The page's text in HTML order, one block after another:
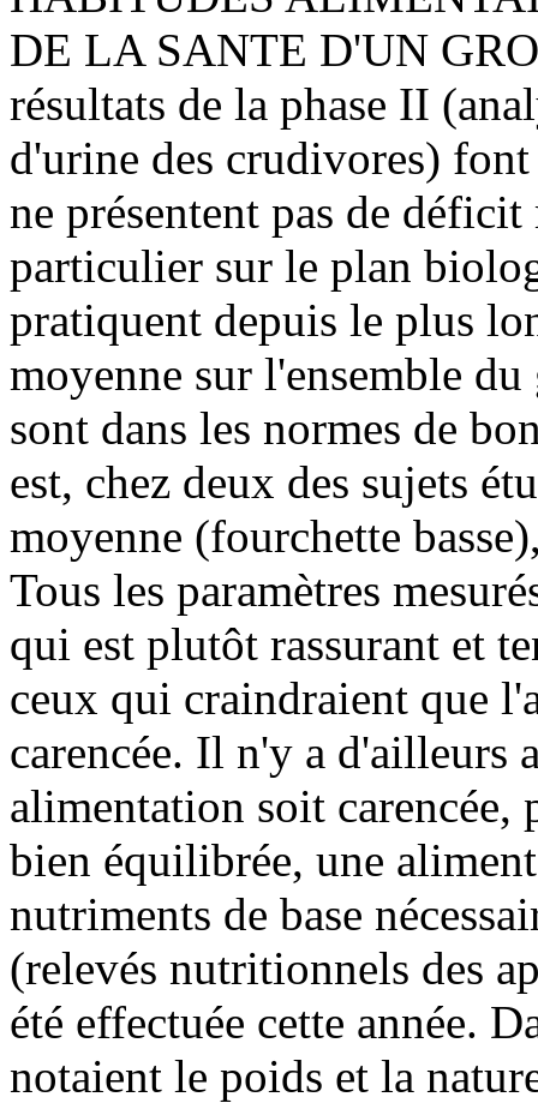
DE LA SANTE D'UN
résultats de la phase II
d'urine des crudivores)
ne présentent pas de
particulier sur le plan
pratiquent depuis le plus
moyenne sur l'ensemble
sont dans les normes de
est, chez deux des sujets
moyenne (fourchette
Tous les paramètres
qui est plutôt rassurant et
ceux qui craindraient que
carencée. Il n'y a d'ailleurs
alimentation soit carencée,
bien équilibrée, une
nutriments de base
(relevés nutritionnels des
été effectuée cette année.
notaient le poids et la